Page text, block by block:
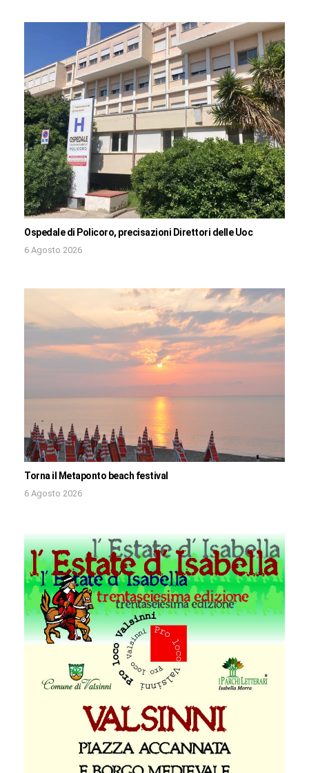
Ospedale di Policoro, precisazioni Direttori delle Uoc
6 Agosto 2026
Torna il Metaponto beach festival
6 Agosto 2026